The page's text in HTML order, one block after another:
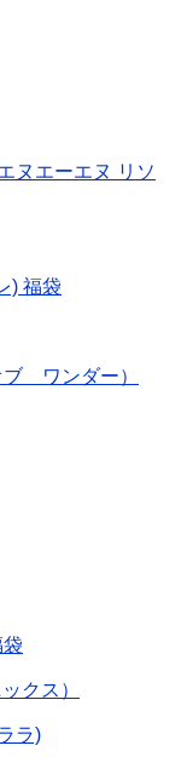
ヌエーエヌ リソ
) 福袋
ワンダー）
クス）
ラ)